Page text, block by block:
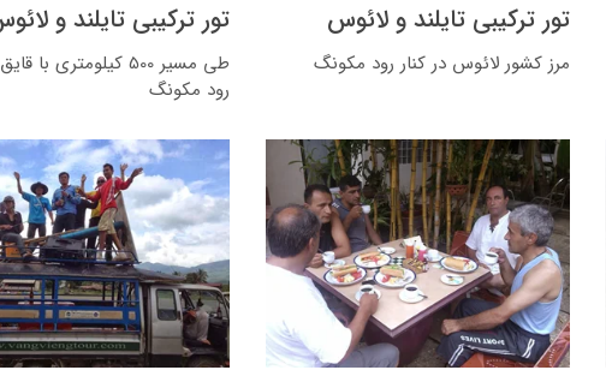
تور ترکیبی تایلند و لائوس
مرز کشور لائوس در کنار رود مکونگ
تور ترکیبی تایلند و
طی مسیر 500 کیلومتری
رود مکونگ